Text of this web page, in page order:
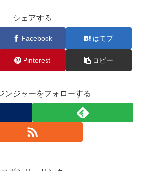
シェアする
Facebook はてブ
Pinterest コピー
ンジャーをフォローする